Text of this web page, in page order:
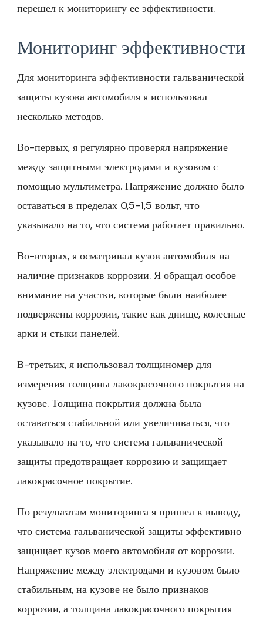
перешел к мониторингу ее эффективности.
Мониторинг эффективности
Для мониторинга эффективности гальванической
защиты кузова автомобиля я использовал
несколько методов.
Во-первых, я регулярно проверял напряжение
между защитными электродами и кузовом с
помощью мультиметра. Напряжение должно было
оставаться в пределах 0,5-1,5 вольт, что
указывало на то, что система работает правильно.
Во-вторых, я осматривал кузов автомобиля на
наличие признаков коррозии. Я обращал особое
внимание на участки, которые были наиболее
подвержены коррозии, такие как днище, колесные
арки и стыки панелей.
В-третьих, я использовал толщиномер для
измерения толщины лакокрасочного покрытия на
кузове. Толщина покрытия должна была
оставаться стабильной или увеличиваться, что
указывало на то, что система гальванической
защиты предотвращает коррозию и защищает
лакокрасочное покрытие.
По результатам мониторинга я пришел к выводу,
что система гальванической защиты эффективно
защищает кузов моего автомобиля от коррозии.
Напряжение между электродами и кузовом было
стабильным, на кузове не было признаков
коррозии, а толщина лакокрасочного покрытия